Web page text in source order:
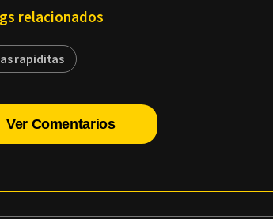
relacionados
rapiditas
Ver Comentarios